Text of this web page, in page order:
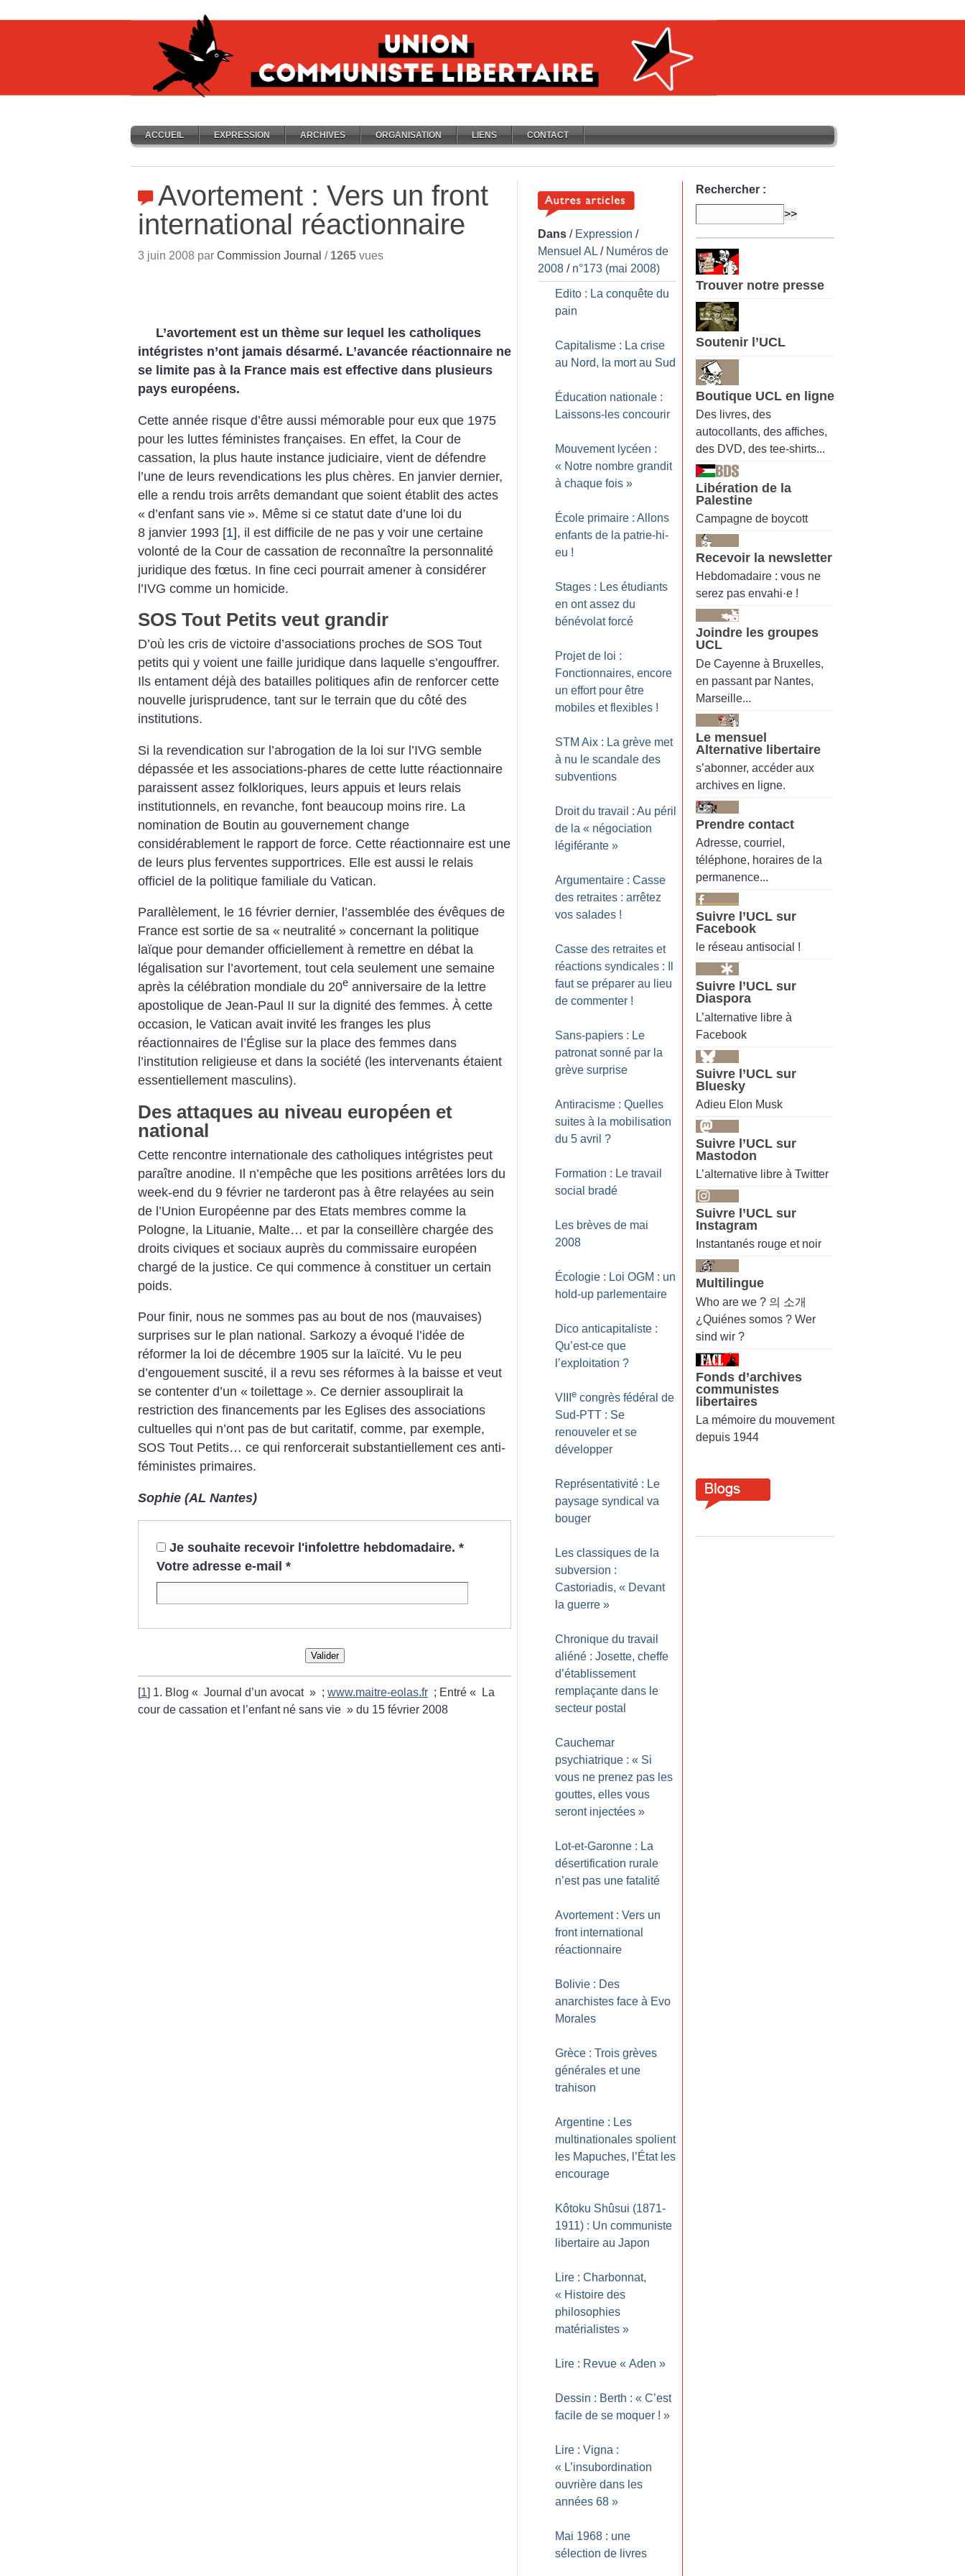
ACCUEIL EXPRESSION ARCHIVES ORGANISATION LIENS CONTACT
Avortement : Vers un front
international réactionnaire
3 juin 2008 par Commission Journal / 1265 vues
L’avortement est un thème sur lequel les catholiques
intégristes n’ont jamais désarmé. L’avancée réactionnaire ne
se limite pas à la France mais est effective dans plusieurs
pays européens.
Cette année risque d’être aussi mémorable pour eux que 1975
pour les luttes féministes françaises. En effet, la Cour de
cassation, la plus haute instance judiciaire, vient de défendre
l’une de leurs revendications les plus chères. En janvier dernier,
elle a rendu trois arrêts demandant que soient établit des actes
« d’enfant sans vie ». Même si ce statut date d’une loi du
8 janvier 1993 [1], il est difficile de ne pas y voir une certaine
volonté de la Cour de cassation de reconnaître la personnalité
juridique des fœtus. In fine ceci pourrait amener à considérer
l’IVG comme un homicide.
SOS Tout Petits veut grandir
D’où les cris de victoire d’associations proches de SOS Tout
petits qui y voient une faille juridique dans laquelle s’engouffrer.
Ils entament déjà des batailles politiques afin de renforcer cette
nouvelle jurisprudence, tant sur le terrain que du côté des
institutions.
Si la revendication sur l’abrogation de la loi sur l’IVG semble
dépassée et les associations-phares de cette lutte réactionnaire
paraissent assez folkloriques, leurs appuis et leurs relais
institutionnels, en revanche, font beaucoup moins rire. La
nomination de Boutin au gouvernement change
considérablement le rapport de force. Cette réactionnaire est une
de leurs plus ferventes supportrices. Elle est aussi le relais
officiel de la politique familiale du Vatican.
Parallèlement, le 16 février dernier, l’assemblée des évêques de
France est sortie de sa « neutralité » concernant la politique
laïque pour demander officiellement à remettre en débat la
légalisation sur l’avortement, tout cela seulement une semaine
après la célébration mondiale du 20e anniversaire de la lettre
apostolique de Jean-Paul II sur la dignité des femmes. À cette
occasion, le Vatican avait invité les franges les plus
réactionnaires de l’Église sur la place des femmes dans
l’institution religieuse et dans la société (les intervenants étaient
essentiellement masculins).
Des attaques au niveau européen et
national
Cette rencontre internationale des catholiques intégristes peut
paraître anodine. Il n’empêche que les positions arrêtées lors du
week-end du 9 février ne tarderont pas à être relayées au sein
de l’Union Européenne par des Etats membres comme la
Pologne, la Lituanie, Malte… et par la conseillère chargée des
droits civiques et sociaux auprès du commissaire européen
chargé de la justice. Ce qui commence à constituer un certain
poids.
Pour finir, nous ne sommes pas au bout de nos (mauvaises)
surprises sur le plan national. Sarkozy a évoqué l’idée de
réformer la loi de décembre 1905 sur la laïcité. Vu le peu
d’engouement suscité, il a revu ses réformes à la baisse et veut
se contenter d’un « toilettage ». Ce dernier assouplirait la
restriction des financements par les Eglises des associations
cultuelles qui n’ont pas de but caritatif, comme, par exemple,
SOS Tout Petits… ce qui renforcerait substantiellement ces anti-
féministes primaires.
Sophie (AL Nantes)
Je souhaite recevoir l'infolettre hebdomadaire. *
Votre adresse e-mail *
Valider
[1] 1. Blog « Journal d’un avocat » ; www.maitre-eolas.fr ; Entré «
La
cour de cassation et l’enfant né sans vie » du 15 février 2008
Dans / Expression /
Mensuel AL / Numéros de
2008 / n°173 (mai 2008)
Edito : La conquête du
pain
Capitalisme : La crise
au Nord, la mort au Sud
Éducation nationale :
Laissons-les concourir
Mouvement lycéen :
« Notre nombre grandit
à chaque fois »
École primaire : Allons
enfants de la patrie-hi-
eu !
Stages : Les étudiants
en ont assez du
bénévolat forcé
Projet de loi :
Fonctionnaires, encore
un effort pour être
mobiles et flexibles !
STM Aix : La grève met
à nu le scandale des
subventions
Droit du travail : Au péril
de la « négociation
légiférante »
Argumentaire : Casse
des retraites : arrêtez
vos salades !
Casse des retraites et
réactions syndicales : Il
faut se préparer au lieu
de commenter !
Sans-papiers : Le
patronat sonné par la
grève surprise
Antiracisme : Quelles
suites à la mobilisation
du 5 avril ?
Formation : Le travail
social bradé
Les brèves de mai
2008
Écologie : Loi OGM : un
hold-up parlementaire
Dico anticapitaliste :
Qu’est-ce que
l’exploitation ?
VIII e congrès fédéral de
Sud-PTT : Se
renouveler et se
développer
Représentativité : Le
paysage syndical va
bouger
Les classiques de la
subversion :
Castoriadis, « Devant
la guerre »
Chronique du travail
aliéné : Josette, cheffe
d’établissement
remplaçante dans le
secteur postal
Cauchemar
psychiatrique : « Si
vous ne prenez pas les
gouttes, elles vous
seront injectées »
Lot-et-Garonne : La
désertification rurale
n’est pas une fatalité
Avortement : Vers un
front international
réactionnaire
Bolivie : Des
anarchistes face à Evo
Morales
Grèce : Trois grèves
générales et une
trahison
Argentine : Les
multinationales spolient
les Mapuches, l’État les
encourage
Kôtoku Shûsui (1871-
1911) : Un communiste
libertaire au Japon
Lire : Charbonnat,
« Histoire des
philosophies
matérialistes »
Lire : Revue « Aden »
Dessin : Berth : « C’est
facile de se moquer ! »
Lire : Vigna :
« L’insubordination
ouvrière dans les
années 68 »
Mai 1968 : une
sélection de livres
Rechercher :
Trouver notre presse
Soutenir l’UCL
Boutique UCL en ligne
Des livres, des
autocollants, des affiches,
des DVD, des tee-shirts...
Libération de la
Palestine
Campagne de boycott
Recevoir la newsletter
Hebdomadaire : vous ne
serez pas envahi·e !
Joindre les groupes
UCL
De Cayenne à Bruxelles,
en passant par Nantes,
Marseille...
Le mensuel
Alternative libertaire
s’abonner, accéder aux
archives en ligne.
Prendre contact
Adresse, courriel,
téléphone, horaires de la
permanence...
Suivre l’UCL sur
Facebook
le réseau antisocial !
Suivre l’UCL sur
Diaspora
L’alternative libre à
Facebook
Suivre l’UCL sur
Bluesky
Adieu Elon Musk
Suivre l’UCL sur
Mastodon
L’alternative libre à Twitter
Suivre l’UCL sur
Instagram
Instantanés rouge et noir
Multilingue
Who are we ? 의 소개
¿Quiénes somos ? Wer
sind wir ?
Fonds d’archives
communistes
libertaires
La mémoire du mouvement
depuis 1944